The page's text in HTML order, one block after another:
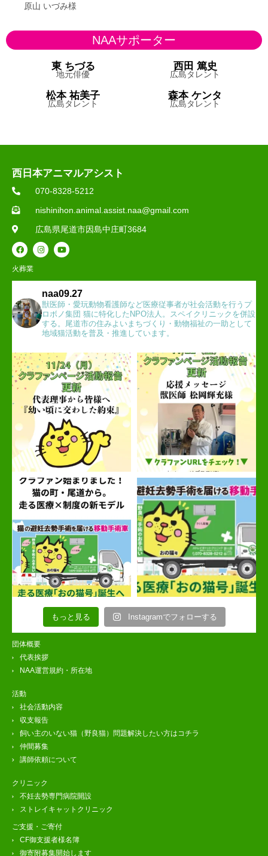
原山 いづみ様
NAAサポーター​
東 ちづる
地元俳優
西田 篤史
広島タレント
松本 祐美子
広島タレント
森本 ケンタ
広島タレント
西日本アニマルアシスト
070-8328-5212
nishinihon.animal.assist.naa@gmail.com
広島県尾道市因島中庄町3684
火葬業
naa09.27
獣医師・愛玩動物看護師など医療従事者が社会活動を行うプ
ロボノ集団 猫に特化したNPO法人。スペイクリニックを併設
する。尾道市の住みよいまちづくり・動物福祉の一助として
地域猫活動を普及・推進しています。
もっと見る Instagramでフォローする
団体概要
代表挨拶
NAA運営規約・所在地
活動
社会活動内容
収支報告
飼い主のいない猫（野良猫）問題解決したい方はコチラ
仲間募集
講師依頼について
クリニック
不妊去勢専門病院開設
ストレイキャットクリニック
ご支援・ご寄付
CF御支援者様名簿
御寄附募集開始します